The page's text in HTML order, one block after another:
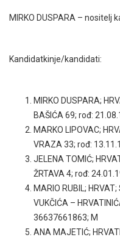
MIRKO DUSPARA – nositelj
Kandidatkinje/kandidati:
MIRKO DUSPARA;
BAŠIĆA 69; rođ:
MARKO LIPOVAC;
VRAZA 33; rođ:
JELENA TOMIĆ;
ŽRTAVA 4; rođ:
MARIO RUBIL;
VUKČIĆA –
36637661863; M
ANA MAJETIĆ;